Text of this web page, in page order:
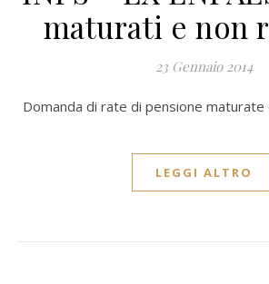
maturati e non
23 Gennaio 2014
Domanda di rate di pensione
LEGGI ALTRO